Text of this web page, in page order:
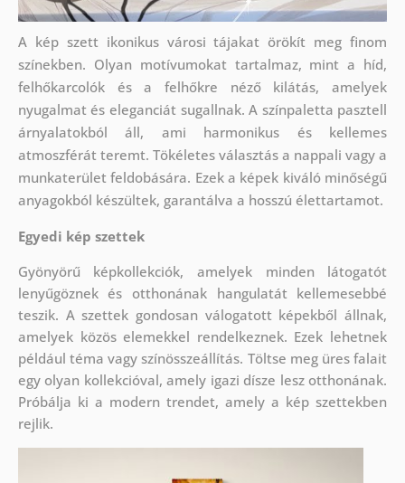
A kép szett ikonikus városi tájakat örökít meg finom
színekben. Olyan motívumokat tartalmaz, mint a híd,
felhőkarcolók és a felhőkre néző kilátás, amelyek
nyugalmat és eleganciát sugallnak. A színpaletta pasztell
árnyalatokból áll, ami harmonikus és kellemes
atmoszférát teremt. Tökéletes választás a nappali vagy a
munkaterület feldobására. Ezek a képek kiváló minőségű
anyagokból készültek, garantálva a hosszú élettartamot.
Egyedi kép szettek
Gyönyörű képkollekciók, amelyek minden látogatót
lenyűgöznek és otthonának hangulatát kellemesebbé
teszik. A szettek gondosan válogatott képekből állnak,
amelyek közös elemekkel rendelkeznek. Ezek lehetnek
például téma vagy színösszeállítás. Töltse meg üres falait
egy olyan kollekcióval, amely igazi dísze lesz otthonának.
Próbálja ki a modern trendet, amely a kép szettekben
rejlik.